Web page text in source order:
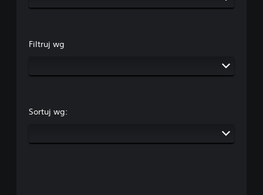
Filtruj wg
Sortuj wg: